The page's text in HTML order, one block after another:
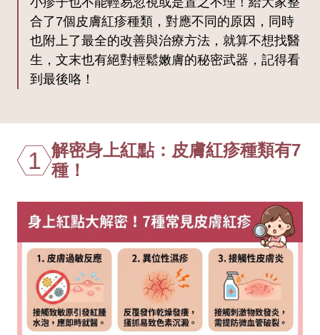
合了7個皮膚紅疹種類，對應不同的原因，同時
也附上了最全的改善與治療方法，就算不想找醫
生，文末也有絕對輕鬆嫩膚的秘密武器，記得看
到最後咯！
1 解密身上紅點：皮膚紅疹種類有7
種！